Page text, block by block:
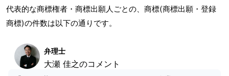
代表的な商標権者・商標出願人ごとの、商標(商標出願・登録
商標)の件数は以下の通りです。
弁理士
大瀬 佳之のコメント